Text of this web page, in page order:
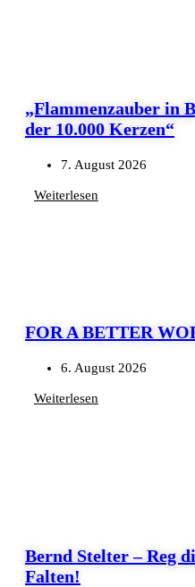
„Flammenzauber in
der 10.000 Kerzen“
7. August 2026
Weiterlesen
FOR A BETTER
6. August 2026
Weiterlesen
Bernd Stelter – Reg
Falten!